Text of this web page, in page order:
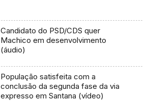
Candidato do PSD/CDS quer
Machico em desenvolvimento
(áudio)
População satisfeita com a
conclusão da segunda fase da via
expresso em Santana (vídeo)